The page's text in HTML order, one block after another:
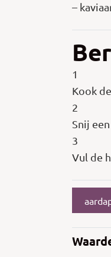
–
1
Kook
2
Snij
3
Vul de